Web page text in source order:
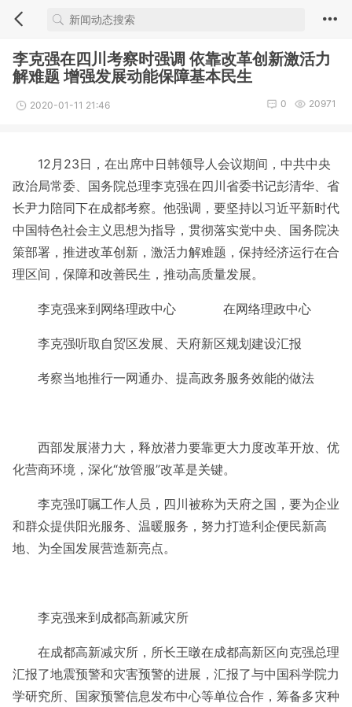
李克强在四川考察时强调 依靠改革创新激活力
解难题 增强发展动能保障基本民生
2020-01-11 21:46 20971
0
12月23日，在出席中日韩领导人会议期间，中共中央
政治局常委、国务院总理李克强在四川省委书记彭清华、省
长尹力陪同下在成都考察。他强调，要坚持以习近平新时代
中国特色社会主义思想为指导，贯彻落实党中央、国务院决
策部署，推进改革创新，激活力解难题，保持经济运行在合
理区间，保障和改善民生，推动高质量发展。
李克强来到网络理政中心 在网络理政中心
李克强听取自贸区发展、天府新区规划建设汇报
考察当地推行一网通办、提高政务服务效能的做法
西部发展潜力大，释放潜力要靠更大力度改革开放、优
化营商环境，深化“放管服”改革是关键。
李克强叮嘱工作人员，四川被称为天府之国，要为企业
和群众提供阳光服务、温暖服务，努力打造利企便民新高
地、为全国发展营造新亮点。
李克强来到成都高新减灾所
在成都高新减灾所，所长王暾在成都高新区向克强总理
汇报了地震预警和灾害预警的进展，汇报了与中国科学院力
学研究所、国家预警信息发布中心等单位合作，筹备多灾种